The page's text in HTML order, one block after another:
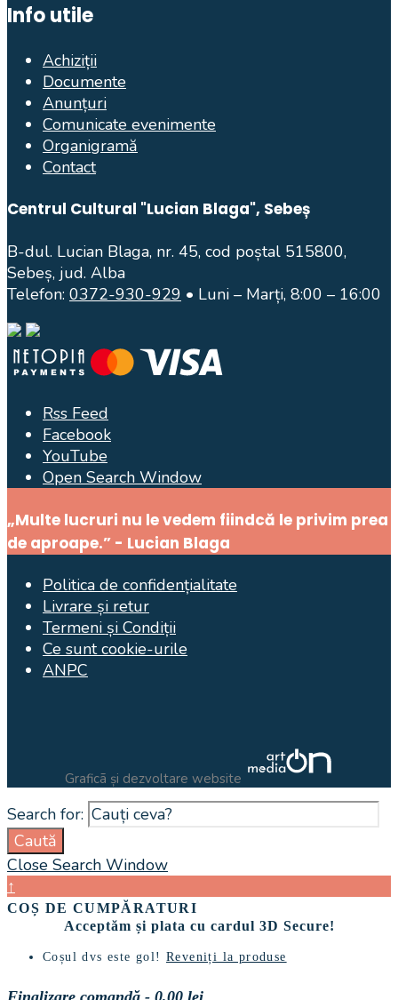
Info utile
Achiziții
Documente
Anunțuri
Comunicate evenimente
Organigramă
Contact
Centrul Cultural "Lucian Blaga", Sebeș
B-dul. Lucian Blaga, nr. 45, cod poștal 515800,
Sebeș, jud. Alba
Telefon: 0372-930-929 • Luni – Marți, 8:00 – 16:00
Rss Feed
Facebook
YouTube
Open Search Window
„Multe lucruri nu le vedem fiindcă le privim prea
de aproape.” - Lucian Blaga
Politica de confidențialitate
Livrare și retur
Termeni și Condiții
Ce sunt cookie-urile
ANPC
Graficã și dezvoltare website
Search for:
Caută
Close Search Window
↑
COȘ DE CUMPĂRATURI
Acceptăm și plata cu cardul 3D Secure!
Coșul dvs este gol!Reveniți la produse